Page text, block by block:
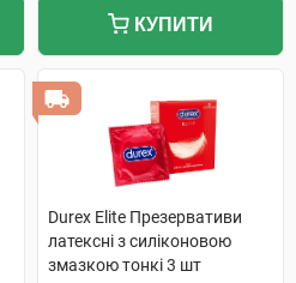
КУПИТИ
Durex Elite Презервативи
латексні з силіконовою
змазкою тонкі 3 шт